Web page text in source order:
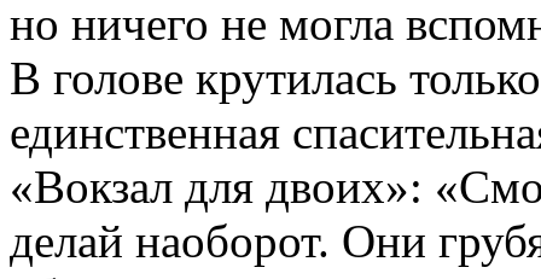
но ничего не могла
В голове крутилась
единственная
«Вокзал для двоих»:
делай наоборот. Они